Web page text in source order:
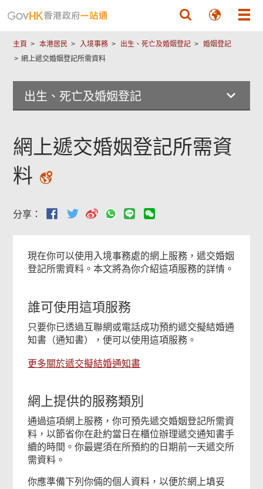
主頁 本港居民 入境事務 出生、死亡及婚姻登記
婚姻登記
網上遞交婚姻登記所需資料
出生、死亡及婚姻登記
網上遞交婚姻登記所需資
料
分享：
現在你可以使用入境事務處的網上服務，遞交婚姻
登記所需資料。本文將為你介紹這項服務的詳情。
誰可使用這項服務
只要你已透過互聯網或電話成功預約遞交擬結婚通
知書（通知書），便可以使用這項服務。
更多關於遞交擬結婚通知書
網上提供的服務類別
通過這項網上服務，你可預先遞交婚姻登記所需資
料，以節省你在赴約當日在櫃位辦理遞交通知書手
續的時間。你最遲須在所預約的日期前一天遞交所
需資料。
你應準備下列你倆的個人資料，以便於網上填妥